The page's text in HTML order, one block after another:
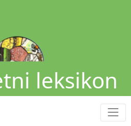
leksikon